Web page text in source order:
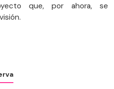
que, por ahora, se